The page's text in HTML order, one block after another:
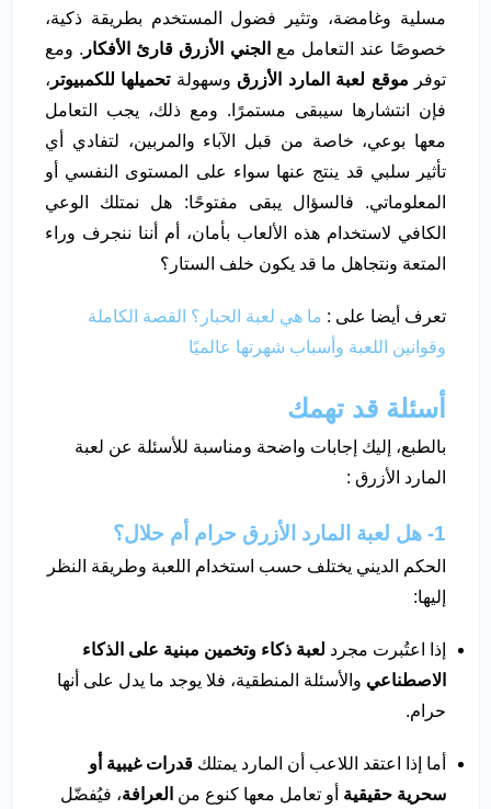
مسلية وغامضة، وتثير فضول المستخدم بطريقة ذكية،
خصوصًا عند التعامل مع
الجني الأزرق قارئ الأفكار . ومع
توفر موقع لعبة المارد الأزرق وسهولةتحميلها للكمبيوتر ،
فإن انتشارها سيبقى مستمرًا. ومع ذلك، يجب التعامل
معها بوعي، خاصة من قبل الآباء والمربين، لتفادي أي
تأثير سلبي قد ينتج عنها سواء على المستوى النفسي أو
المعلوماتي. فالسؤال يبقى مفتوحًا: هل نمتلك الوعي
الكافي لاستخدام هذه الألعاب بأمان، أم أننا ننجرف وراء
المتعة ونتجاهل ما قد يكون خلف الستار؟
تعرف أيضا على : ما هي لعبة الحبار؟ القصة الكاملة
وقوانين اللعبة وأسباب شهرتها عالميًا
أسئلة قد تهمك
بالطبع، إليك إجابات واضحة ومناسبة للأسئلة عن لعبة
المارد الأزرق :
1- هل لعبة المارد الأزرق حرام أم حلال؟
الحكم الديني يختلف حسب استخدام اللعبة وطريقة النظر
إليها:
إذا اعتُبرت مجرد لعبة ذكاء وتخمين مبنية على الذكاء
الاصطناعي والأسئلة المنطقية، فلا يوجد ما يدل على أنها
حرام.
أما إذا اعتقد اللاعب أن المارد يمتلك قدرات غيبية أو
سحرية حقيقية أو تعامل معها كنوع من العرافة، فيُفضّل